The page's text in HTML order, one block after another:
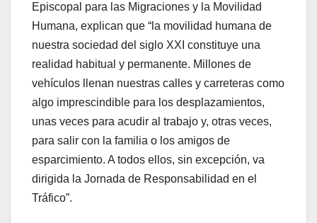
Episcopal para las Migraciones y la Movilidad
Humana, explican que “la movilidad humana de
nuestra sociedad del siglo XXI constituye una
realidad habitual y permanente. Millones de
vehículos llenan nuestras calles y carreteras como
algo imprescindible para los desplazamientos,
unas veces para acudir al trabajo y, otras veces,
para salir con la familia o los amigos de
esparcimiento. A todos ellos, sin excepción, va
dirigida la Jornada de Responsabilidad en el
Tráfico”.